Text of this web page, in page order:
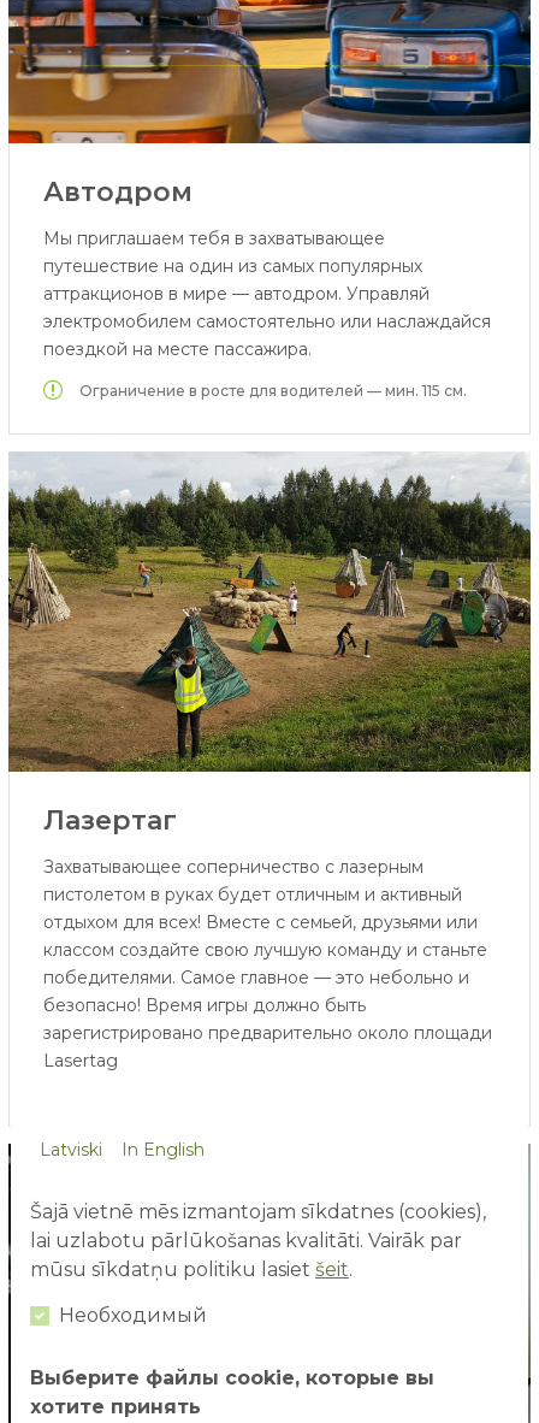
Автодром
Мы приглашаем тебя в захватывающее
путешествие на один из самых популярных
аттракционов в мире — автодром. Управляй
электромобилем самостоятельно или наслаждайся
поездкой на месте пассажира.
Ограничение в росте для водителей — мин. 115 см.
Лазертаг
Захватывающее соперничество с лазерным
пистолетом в руках будет отличным и активный
отдыхом для всех! Вместе с семьей, друзьями или
классом создайте свою лучшую команду и станьте
победителями. Самое главное — это небольно и
безопасно! Время игры должно быть
зарегистрировано предварительно около площади
Lasertag
Latviski In English
Šajā vietnē mēs izmantojam sīkdatnes (cookies),
lai uzlabotu pārlūkošanas kvalitāti. Vairāk par
mūsu sīkdatņu politiku lasiet šeit.
Необходимый
Выберите файлы cookie, которые вы
хотите принять